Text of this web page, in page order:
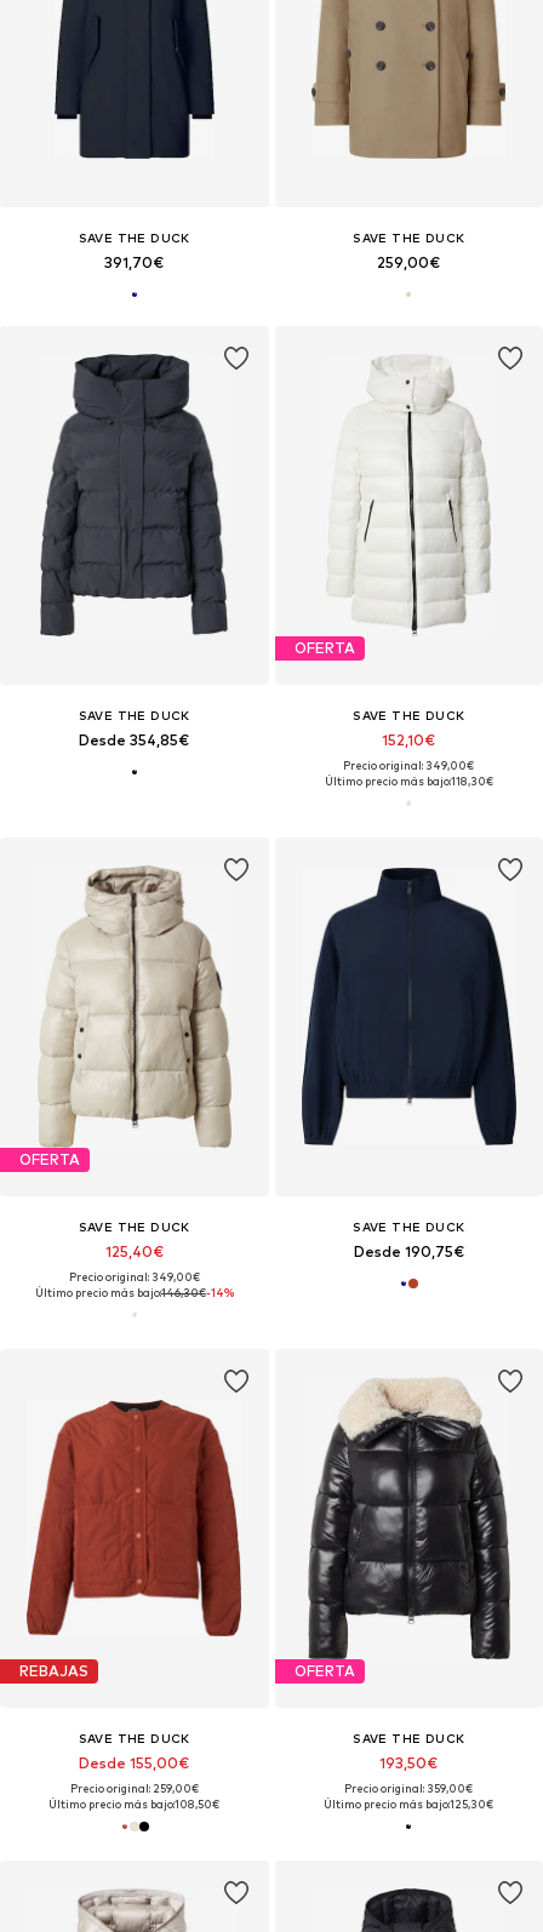
SAVE THE DUCK
391,70€
SAVE THE DUCK
259,00€
SAVE THE DUCK
Desde 354,85€
OFERTA
SAVE THE DUCK
152,10€
Precio original: 349,00€
Último precio más bajo:118,30€
OFERTA
SAVE THE DUCK
125,40€
Precio original: 349,00€
Último precio más bajo:146,30€-14%
SAVE THE DUCK
Desde 190,75€
REBAJAS
SAVE THE DUCK
Desde 155,00€
Precio original: 259,00€
Último precio más bajo:108,50€
OFERTA
SAVE THE DUCK
193,50€
Precio original: 359,00€
Último precio más bajo:125,30€